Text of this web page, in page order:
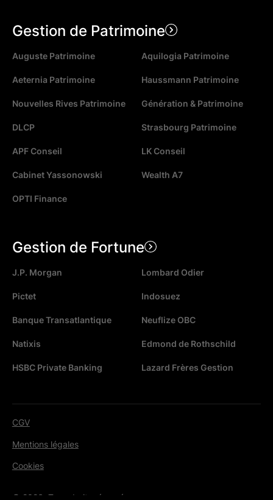
Gestion de Patrimoine
Auguste Patrimoine Aquilogia Patrimoine
Aeternia Patrimoine Haussmann Patrimoine
Nouvelles Rives Patrimoine Génération & Patrimoine
DLCP Strasbourg Patrimoine
APF Conseil LK Conseil
Cabinet Yassonowski Wealth A7
OPTI Finance
Gestion de Fortune
J.P. Morgan Lombard Odier
Pictet Indosuez
Banque Transatlantique Neuflize OBC
Natixis Edmond de Rothschild
HSBC Private Banking Lazard Frères Gestion
© 2026. Tous droits réservés.
CGV
Mentions légales
Cookies